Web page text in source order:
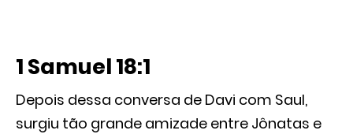
1 Samuel 18:1
Depois dessa conversa de Davi com Saul,
surgiu tão grande amizade entre Jônatas e